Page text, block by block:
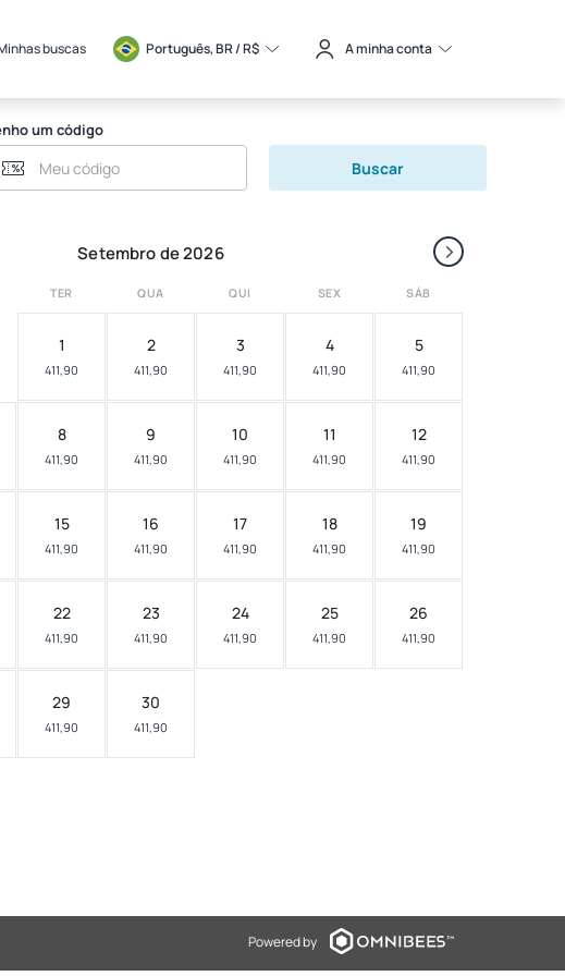
buscas Português, BR / R$ A minha conta
um código
Buscar
›
Setembro de 2026
TER QUA QUI SEX SÁB
1
411,90
2
411,90
3
411,90
4
411,90
5
411,90
8
411,90
9
411,90
10
411,90
11
411,90
12
411,90
15
411,90
16
411,90
17
411,90
18
411,90
19
411,90
22
411,90
23
411,90
24
411,90
25
411,90
26
411,90
29
411,90
30
411,90
Powered by